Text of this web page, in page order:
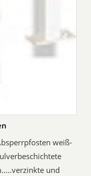
weiß-
und